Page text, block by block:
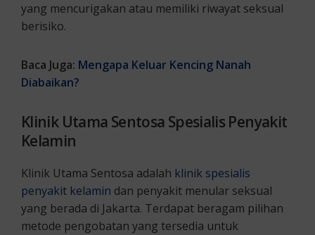
yang mencurigakan atau memiliki riwayat seksual
berisiko.
Baca Juga: Mengapa Keluar Kencing Nanah
Diabaikan?
Klinik Utama Sentosa Spesialis Penyakit
Kelamin
Klinik Utama Sentosa adalah klinik spesialis
penyakit kelamin dan penyakit menular seksual
yang berada di Jakarta. Terdapat beragam pilihan
metode pengobatan yang tersedia untuk